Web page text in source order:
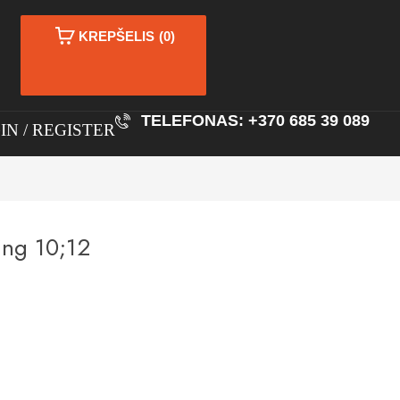
KREPŠELIS (0)
REGISTER TELEFONAS: +370 685 39 089
10;12